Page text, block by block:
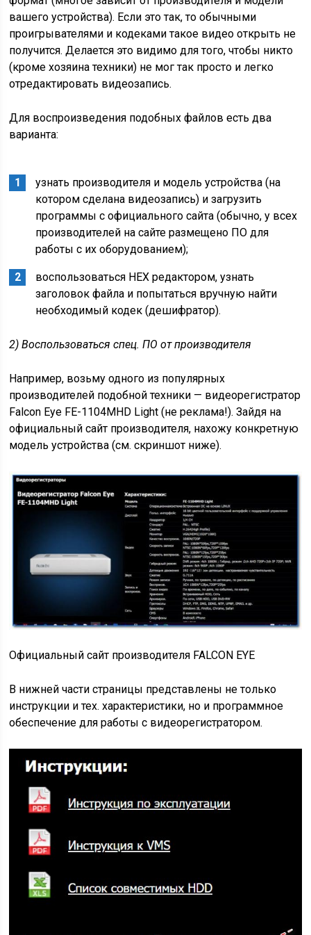
вашего устройства). Если это так, то обычными
проигрывателями и кодеками такое видео открыть не
получится. Делается это видимо для того, чтобы никто
(кроме хозяина техники) не мог так просто и легко
отредактировать видеозапись.
Для воспроизведения подобных файлов есть два
варианта:
узнать производителя и модель устройства (на
котором сделана видеозапись) и загрузить
программы с официального сайта (обычно, у всех
производителей на сайте размещено ПО для
работы с их оборудованием);
воспользоваться HEX редактором, узнать
заголовок файла и попытаться вручную найти
необходимый кодек (дешифратор).
2) Воспользоваться спец. ПО от производителя
Например, возьму одного из популярных
производителей подобной техники — видеорегистратор
Falcon Eye FE-1104MHD Light (не реклама!). Зайдя на
официальный сайт производителя, нахожу конкретную
модель устройства (см. скриншот ниже).
Официальный сайт производителя FALCON EYE
В нижней части страницы представлены не только
инструкции и тех. характеристики, но и программное
обеспечение для работы с видеорегистратором.